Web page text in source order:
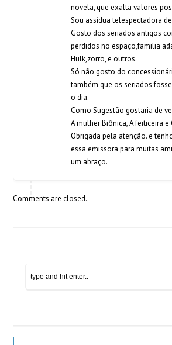
novela, que exalta valores
Sou assídua telespectadora
Gosto dos seriados antigos
perdidos no espaço,familia
Hulk,zorro, e outros.
Só não gosto do
também que os seriados
o dia.
Como Sugestão gostaria de
A mulher Biônica, A feiticeira
Obrigada pela atenção. e
essa emissora para muitas
um abraço.
Comments are closed.